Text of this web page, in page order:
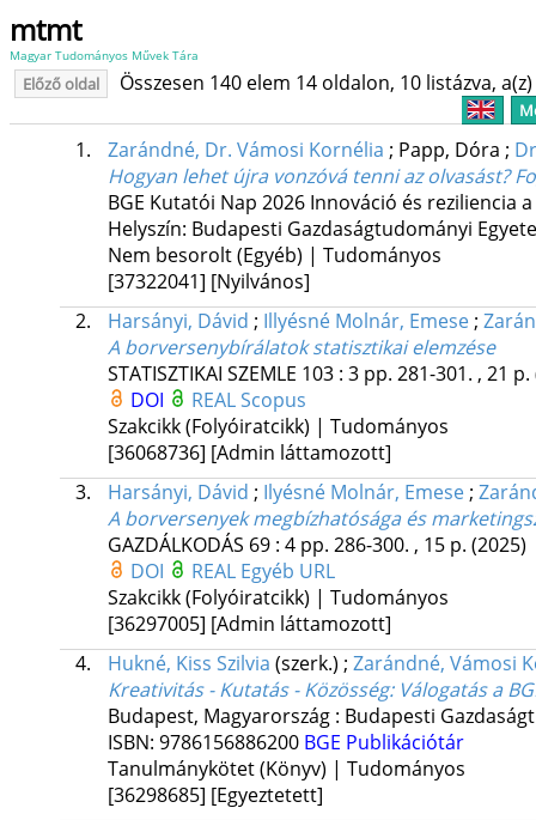
mtmt
Magyar Tudományos Művek Tára
Előző oldal Összesen 140 elem 14 oldalon, 10 listázva,
1. Zarándné, Dr. Vámosi Kornélia ; Papp, Dóra ;
Hogyan lehet újra vonzóvá tenni az olvasást?
BGE Kutatói Nap 2026 Innováció és reziliencia
Helyszín: Budapesti Gazdaságtudományi
Nem besorolt (Egyéb) | Tudományos
[37322041] [Nyilvános]
2.
Harsányi, Dávid ; Illyésné Molnár, Emese;
A borversenybírálatok statisztikai elemzése
STATISZTIKAI SZEMLE 103: 3 pp. 281-301. , 21 p.
DOI
REALScopus
Szakcikk (Folyóiratcikk) | Tudományos
[36068736] [Admin láttamozott]
3.
Harsányi, Dávid ; Ilyésné Molnár, Emese;
A borversenyek megbízhatósága és
GAZDÁLKODÁS 69: 4 pp. 286-300. , 15 p. (2025)
DOI
REAL Egyéb URL
Szakcikk (Folyóiratcikk) | Tudományos
[36297005] [Admin láttamozott]
4.
Hukné, Kiss Szilvia (szerk.) ; Zarándné, Vámosi
Kreativitás - Kutatás - Közösség: Válogatás a
Budapest, Magyarország : Budapesti
ISBN: 9786156886200 BGE Publikációtár
Tanulmánykötet (Könyv) | Tudományos
[36298685] [Egyeztetett]